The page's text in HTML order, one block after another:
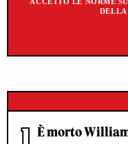
DELLA
È morto